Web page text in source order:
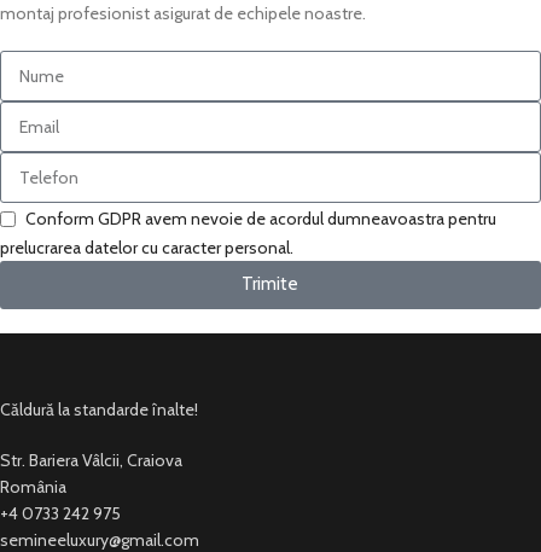
montaj profesionist asigurat de echipele noastre.
Conform GDPR avem nevoie de acordul dumneavoastra pentru
prelucrarea datelor cu caracter personal.
Trimite
Căldură la standarde înalte!
Str. Bariera Vâlcii, Craiova
România
+4 0733 242 975
semineeluxury@gmail.com